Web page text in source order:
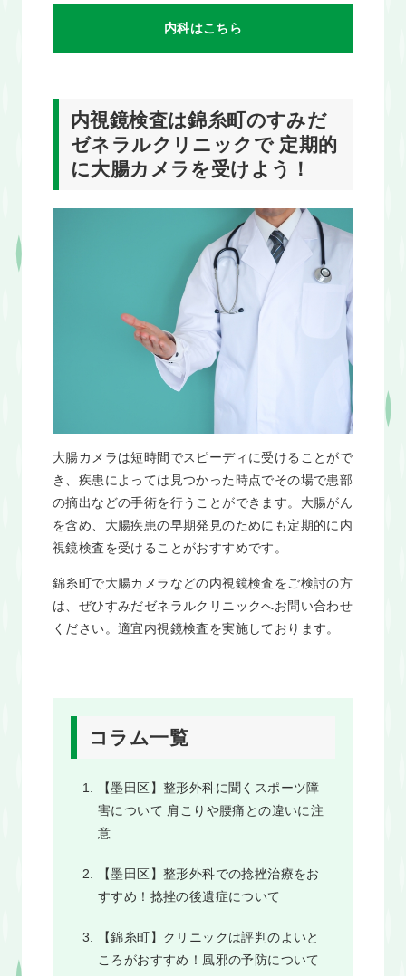
内科はこちら
内視鏡検査は錦糸町のすみだ
ゼネラルクリニックで 定期的
に大腸カメラを受けよう！
大腸カメラは短時間でスピーディに受けることがで
き、疾患によっては見つかった時点でその場で患部
の摘出などの手術を行うことができます。大腸がん
を含め、大腸疾患の早期発見のためにも定期的に内
視鏡検査を受けることがおすすめです。
錦糸町で大腸カメラなどの内視鏡検査をご検討の方
は、ぜひすみだゼネラルクリニックへお問い合わせ
ください。適宜内視鏡検査を実施しております。
コラム一覧
【墨田区】整形外科に聞くスポーツ障
害について 肩こりや腰痛との違いに注
意
【墨田区】整形外科での捻挫治療をお
すすめ！捻挫の後遺症について
【錦糸町】クリニックは評判のよいと
ころがおすすめ！風邪の予防について